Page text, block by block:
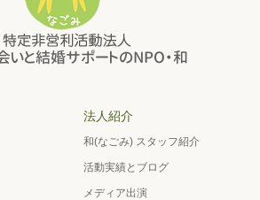
法人紹介
和(なごみ) スタッフ紹介
活動実績とブログ
メディア出演